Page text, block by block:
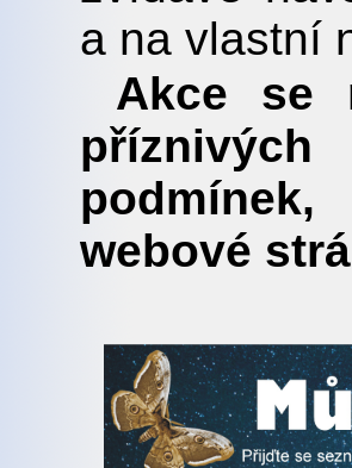
a na vlastní
Akce se
webové